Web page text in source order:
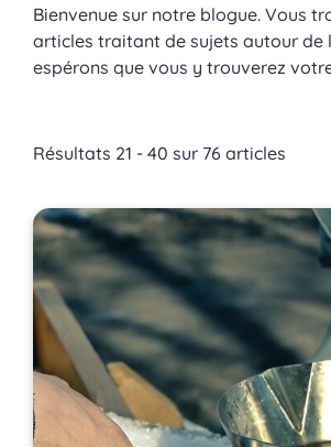
SOUMETTRE UNE
BOUTIQUE
Bienvenue sur notre blogue. Vous
articles traitant de sujets autour de
espérons que vous y trouverez
Résultats 21 - 40 sur 76 articles